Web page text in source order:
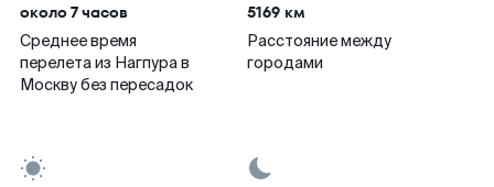
около 7 часов
Среднее время
перелета из Нагпура в
Москву без пересадок
5169 км
Расстояние между
городами